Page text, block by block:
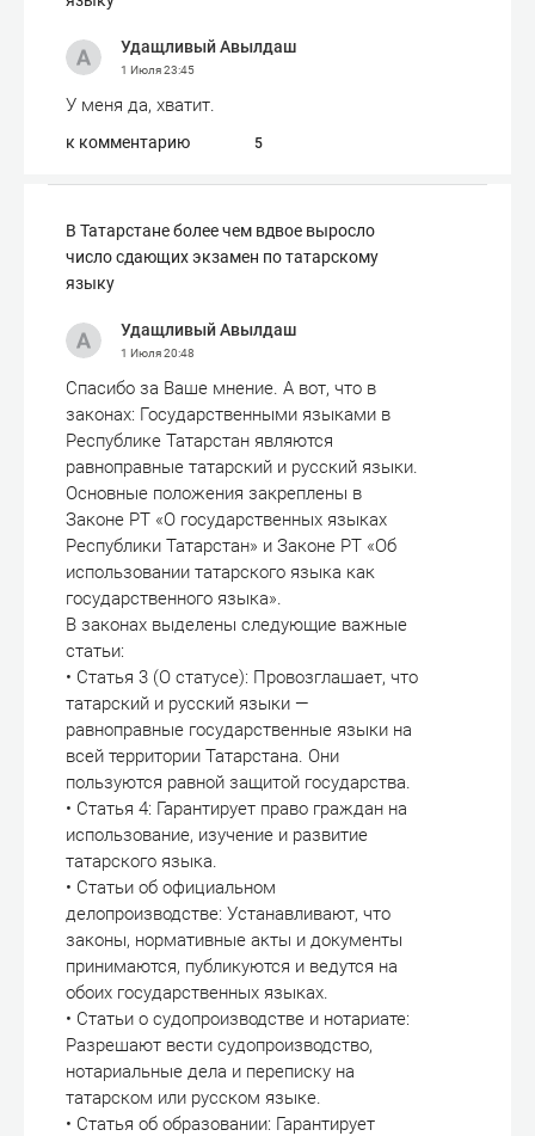
Удащливый Авылдаш
1 Июля23:45
У меня да, хватит.
к комментарию 5
В Татарстане более чем вдвое выросло
число сдающих экзамен по татарскому
языку
Удащливый Авылдаш
1 Июля20:48
Спасибо за Ваше мнение. А вот, что в
законах: Государственными языками в
Республике Татарстан являются
равноправные татарский и русский языки.
Основные положения закреплены в
Законе РТ «О государственных языках
Республики Татарстан» и Законе РТ «Об
использовании татарского языка как
государственного языка».
В законах выделены следующие важные
статьи:
• Статья 3 (О статусе): Провозглашает, что
татарский и русский языки —
равноправные государственные языки на
всей территории Татарстана. Они
пользуются равной защитой государства.
• Статья 4: Гарантирует право граждан на
использование, изучение и развитие
татарского языка.
• Статьи об официальном
делопроизводстве: Устанавливают, что
законы, нормативные акты и документы
принимаются, публикуются и ведутся на
обоих государственных языках.
• Статьи о судопроизводстве и нотариате:
Разрешают вести судопроизводство,
нотариальные дела и переписку на
татарском или русском языке.
• Статья об образовании: Гарантирует